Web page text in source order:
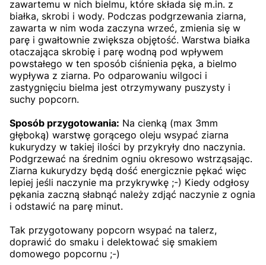
zawartemu w nich bielmu, które składa się m.in. z
białka, skrobi i wody. Podczas podgrzewania ziarna,
zawarta w nim woda zaczyna wrzeć, zmienia się w
parę i gwałtownie zwiększa objętość. Warstwa białka
otaczająca skrobię i parę wodną pod wpływem
powstałego w ten sposób ciśnienia pęka, a bielmo
wypływa z ziarna. Po odparowaniu wilgoci i
zastygnięciu bielma jest otrzymywany puszysty i
suchy popcorn.
Sposób przygotowania: Na cienką (max 3mm
głęboką) warstwę gorącego oleju wsypać ziarna
kukurydzy w takiej ilości by przykryły dno naczynia.
Podgrzewać na średnim ogniu okresowo wstrząsając.
Ziarna kukurydzy będą dość energicznie pękać więc
lepiej jeśli naczynie ma przykrywkę ;-) Kiedy odgłosy
pękania zaczną słabnąć należy zdjąć naczynie z ognia
i odstawić na parę minut.
Tak przygotowany popcorn wsypać na talerz,
doprawić do smaku i delektować się smakiem
domowego popcornu ;-)